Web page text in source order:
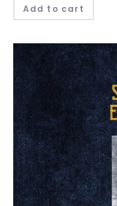
Add to cart